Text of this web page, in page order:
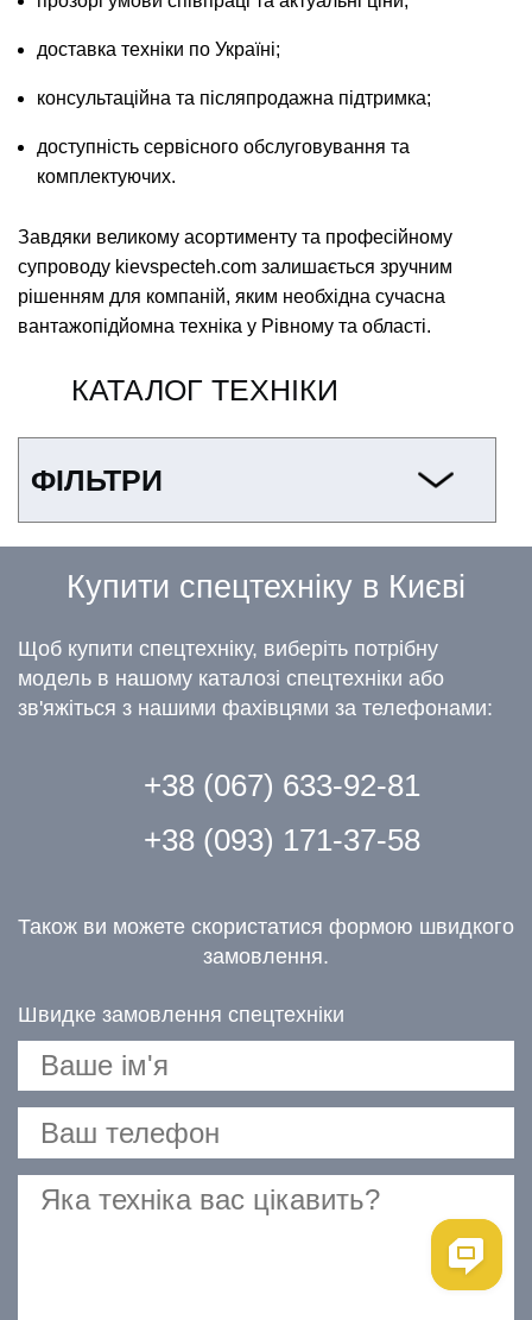
доставка техніки по Україні;
консультаційна та післяпродажна підтримка;
доступність сервісного обслуговування та
комплектуючих.
Завдяки великому асортименту та професійному
супроводу kievspecteh.com залишається зручним
рішенням для компаній, яким необхідна сучасна
вантажопідйомна техніка у Рівному та області.
КАТАЛОГ ТЕХНІКИ
ФІЛЬТРИ
Купити спецтехніку в Києві
Щоб купити спецтехніку, виберіть потрібну
модель в нашому каталозі спецтехніки або
зв'яжіться з нашими фахівцями за телефонами:
+38 (067) 633-92-81
+38 (093) 171-37-58
Також ви можете скористатися формою швидкого
замовлення.
Швидке замовлення спецтехніки